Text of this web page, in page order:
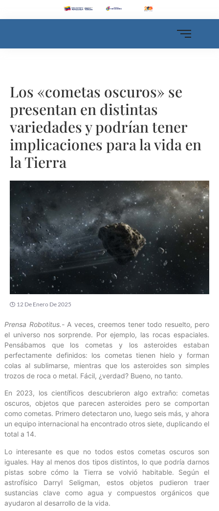
Los «cometas oscuros» se
presentan en distintas
variedades y podrían tener
implicaciones para la vida en
la Tierra
12 De Enero De 2025
Prensa Robotitus.-A veces, creemos tener todo resuelto, pero
el universo nos sorprende. Por ejemplo, las rocas espaciales.
Pensábamos que los cometas y los asteroides estaban
perfectamente definidos: los cometas tienen hielo y forman
colas al sublimarse, mientras que los asteroides son simples
trozos de roca o metal. Fácil, ¿verdad? Bueno, no tanto.
En 2023, los científicos descubrieron algo extraño: cometas
oscuros, objetos que parecen asteroides pero se comportan
como cometas. Primero detectaron uno, luego seis más, y ahora
un equipo internacional ha encontrado otros siete, duplicando el
total a 14.
Lo interesante es que no todos estos cometas oscuros son
iguales. Hay al menos dos tipos distintos, lo que podría darnos
pistas sobre cómo la Tierra se volvió habitable. Según el
astrofísico Darryl Seligman, estos objetos pudieron traer
sustancias clave como agua y compuestos orgánicos que
ayudaron al desarrollo de la vida.